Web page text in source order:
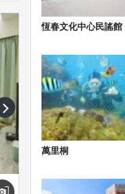
next
恆春文化中心民謠館
萬里桐